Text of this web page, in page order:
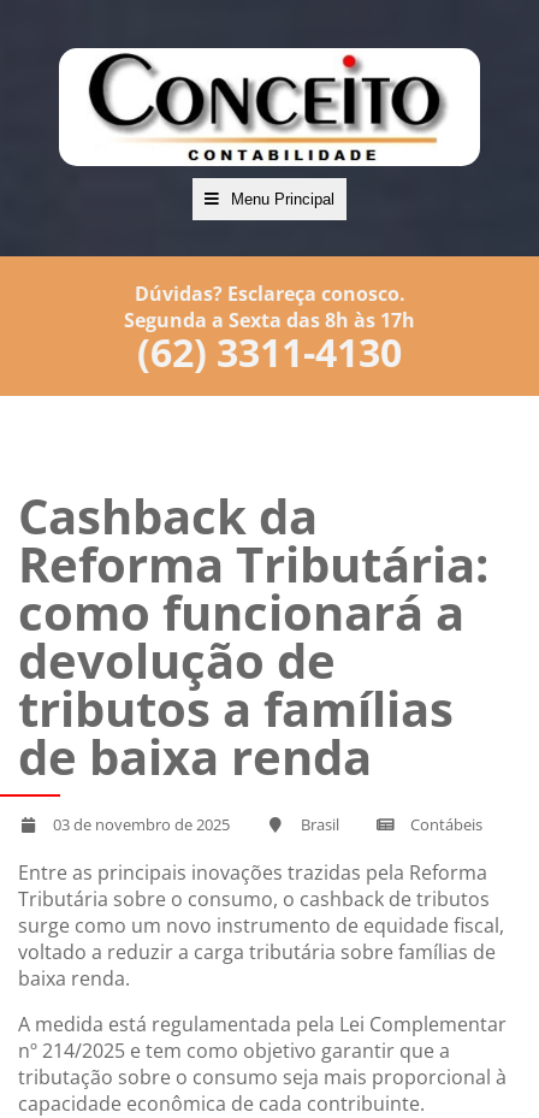
Menu Principal
Dúvidas? Esclareça conosco.
Segunda a Sexta das 8h às 17h
(62) 3311-4130
Cashback da
Reforma Tributária:
como funcionará a
devolução de
tributos a famílias
de baixa renda
03 de novembro de 2025 Brasil Contábeis
Entre as principais inovações trazidas pela Reforma
Tributária sobre o consumo, o cashback de tributos
surge como um novo instrumento de equidade fiscal,
voltado a reduzir a carga tributária sobre famílias de
baixa renda.
A medida está regulamentada pela Lei Complementar
nº 214/2025 e tem como objetivo garantir que a
tributação sobre o consumo seja mais proporcional à
capacidade econômica de cada contribuinte.